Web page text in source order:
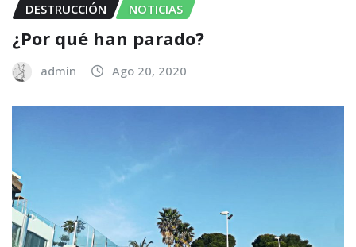
DESTRUCCIÓN
NOTICIAS
¿Por qué han parado?
admin Ago 20, 2020